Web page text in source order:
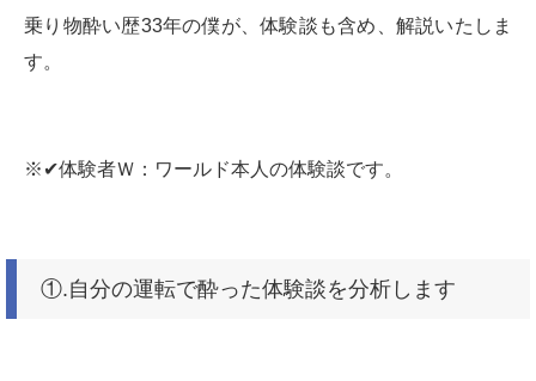
乗り物酔い歴33年の僕が、体験談も含め、解説いたしま
す。
※✔体験者Ｗ：ワールド本人の体験談です。
①.自分の運転で酔った体験談を分析します